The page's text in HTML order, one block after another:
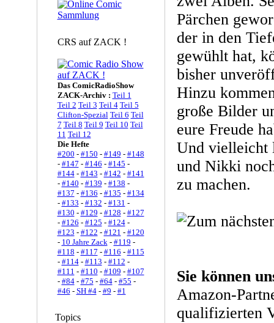
CRS auf ZACK !
Das ComicRadioShow
ZACK-Archiv : Teil 1
Teil 2 Teil 3 Teil 4 Teil 5
Clifton-Spezial Teil 6 Teil
7 Teil 8 Teil 9 Teil 10 Teil
11 Teil 12
Die Hefte
#200 - #150 - #149 - #148
- #147 - #146 - #145 -
#144- #143 - #142 - #141
- #140 - #139 - #138 -
#137 - #136 - #135 - #134
- #133 - #132 - #131 -
#130 - #129 - #128 - #127
- #126 - #125 - #124-
#123 - #122 - #121 - #120
- 10 Jahre Zack- #119 -
#118 - #117 - #116 - #115
- #114- #113 - #112 -
#111 - #110 - #109 - #107
- #84- #75 - #64- #55 -
#46 - SH #4- #9 - #1
Topics
Pärchen
der in den
gewühlt hat,
bisher
Hinzu
große Bilder
eure Freude
Und vielleicht
und Nikki
zu machen.
Sie können
Amazon-
qualifizierten